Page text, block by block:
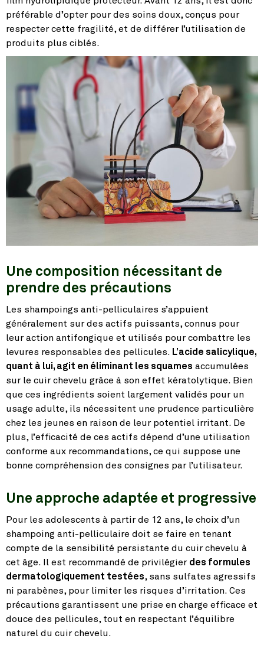
préférable d’opter pour des soins doux, conçus pour
respecter cette fragilité, et de différer l’utilisation de
produits plus ciblés.
Une composition nécessitant de
prendre des précautions
Les shampoings anti-pelliculaires s’appuient
généralement sur des actifs puissants, connus pour
leur action antifongique et utilisés pour combattre les
levures responsables des pellicules. L’acide salicylique,
quant à lui, agit en éliminant les squames accumulées
sur le cuir chevelu grâce à son effet kératolytique. Bien
que ces ingrédients soient largement validés pour un
usage adulte, ils nécessitent une prudence particulière
chez les jeunes en raison de leur potentiel irritant. De
plus, l’efficacité de ces actifs dépend d’une utilisation
conforme aux recommandations, ce qui suppose une
bonne compréhension des consignes par l’utilisateur.
Une approche adaptée et progressive
Pour les adolescents à partir de 12 ans, le choix d’un
shampoing anti-pelliculaire doit se faire en tenant
compte de la sensibilité persistante du cuir chevelu à
cet âge. Il est recommandé de privilégier des formules
dermatologiquement testées, sans sulfates agressifs
ni parabènes, pour limiter les risques d’irritation. Ces
précautions garantissent une prise en charge efficace et
douce des pellicules, tout en respectant l’équilibre
naturel du cuir chevelu.